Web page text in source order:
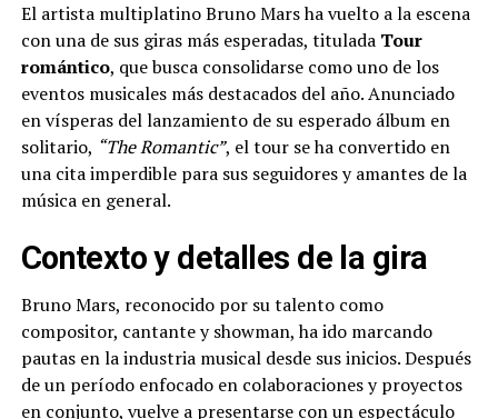
El artista multiplatino Bruno Mars ha vuelto a la escena
con una de sus giras más esperadas, titulada Tour
romántico, que busca consolidarse como uno de los
eventos musicales más destacados del año. Anunciado
en vísperas del lanzamiento de su esperado álbum en
solitario, “The Romantic”, el tour se ha convertido en
una cita imperdible para sus seguidores y amantes de la
música en general.
Contexto y detalles de la gira
Bruno Mars, reconocido por su talento como
compositor, cantante y showman, ha ido marcando
pautas en la industria musical desde sus inicios. Después
de un período enfocado en colaboraciones y proyectos
en conjunto, vuelve a presentarse con un espectáculo